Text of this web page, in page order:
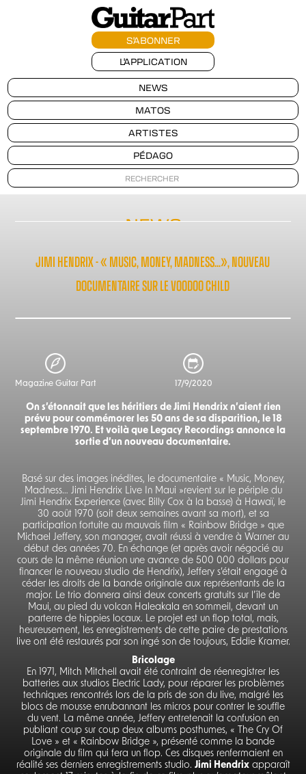
S'ABONNER
L'APPLICATION
NEWS
MATOS
ARTISTES
PÉDAGO
NEWS
JIMI HENDRIX - « MUSIC, MONEY, MADNESS…», NOUVEAU
DOCUMENTAIRE SUR LE VOODOO CHILD
Magazine Guitar Part 17/9/2020
On s’étonnait que les héritiers de Jimi Hendrix n’aient rien
prévu pour commémorer les 50 ans de sa disparition, le 18
septembre 1970. Et voilà que Legacy Recordings annonce la
sortie d’un nouveau documentaire.
Basé sur des images inédites, le documentaire « Music, Money,
Madness… Jimi Hendrix Live In Maui »revient sur le périple du
Jimi Hendrix Experience (avec Billy Cox à la basse) à Hawaï, le
30 août 1970 (soit deux semaines avant sa mort), et sa
participation fortuite au mauvais film « Rainbow Bridge » que
Michael Jeffery, son manager, avait réussi à vendre à Warner au
début des années 70. En échange (et après avoir négocié au
cours de la même réunion une avance de 500 000 dollars pour
financer le nouveau studio de Hendrix), Jeffery s’était engagé à
céder les droits de la bande originale aux représentants de la
major. Le trio donnera ainsi deux concerts gratuits sur l’île de
Maui, au pied du volcan Haleakala en sommeil, devant un
parterre de hippies locaux. Le projet est un flop total, mais,
heureusement, les enregistrements de cette paire de prestations
live ont été restaurés par son ingé son de toujours, Eddie Kramer.
Bricolage
En 1971, Mitch Mitchell avait été contraint de réenregistrer les
batteries aux studios Electric Lady, pour réparer les problèmes
techniques rencontrés lors de la pris de son du live, malgré les
blocs de mousse enrubannant les micros pour contrer le souffle
du vent. La même année, Jeffery entretenait la confusion en
publiant coup sur coup deux albums posthumes, « The Cry Of
Love » et « Rainbow Bridge », présenté comme la bande
originale du film qui fera un flop. Ces disques renfermaient en
réalité ses derniers enregistrements studio. Jimi Hendrixapparaît